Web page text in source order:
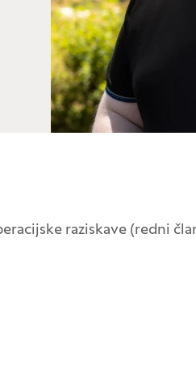
raziskave (redni